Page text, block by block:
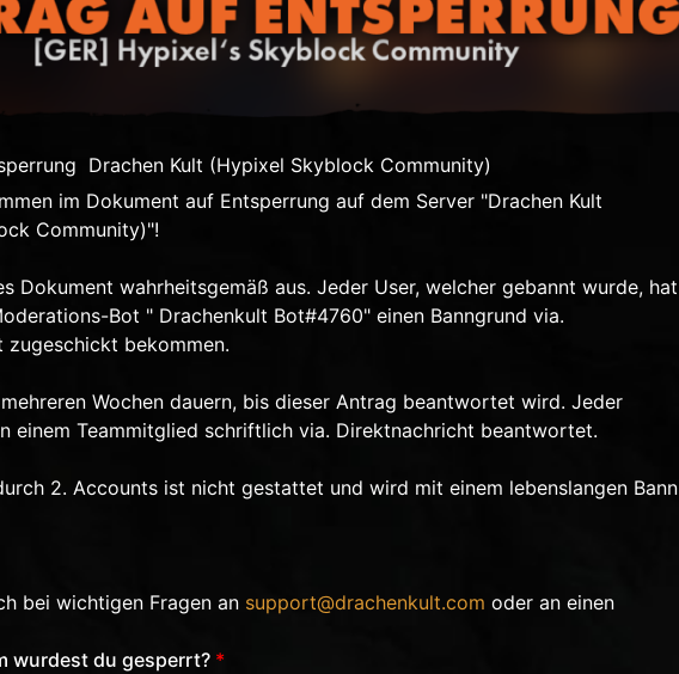
Drachen Kult (Hypixel Skyblock Community)
im Dokument auf Entsperrung auf dem Server "Drachen Kult
Community)"!
Dokument wahrheitsgemäß aus. Jeder User, welcher gebannt wurde, hat
Bot " Drachenkult Bot#4760" einen Banngrund via.
zugeschickt bekommen.
Wochen dauern, bis dieser Antrag beantwortet wird. Jeder
einem Teammitglied schriftlich via. Direktnachricht beantwortet.
2. Accounts ist nicht gestattet und wird mit einem lebenslangen Bann
bei wichtigen Fragen an support@drachenkult.com oder an einen
wurdest du gesperrt? *